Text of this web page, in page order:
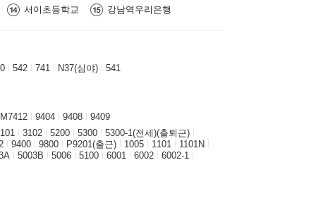
서이초등학교
강남역우리은행
542 741 N37(심야) 541
M7412 9404 9408
9409
3102 5200 5300
5300-1(전세)(출퇴근)
9400 9800 P9201(출근) 1005 1101
1101N
5003B 5006 5100 6001 6002 6002-1